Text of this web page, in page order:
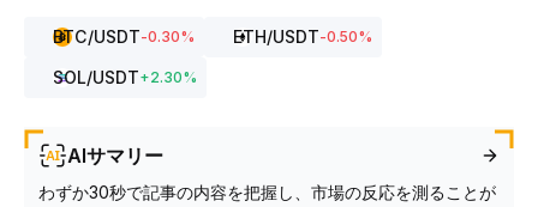
BTC/USDT-0.30% ETH/USDT-0.50%
SOL/USDT+2.30%
AIサマリー
わずか30秒で記事の内容を把握し、市場の反応を測ることが